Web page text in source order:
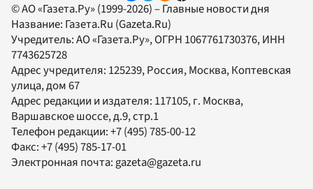
© АО «Газета.Ру» (1999-2026) – Главные новости дня
Название: Газета.Ru (Gazeta.Ru)
Учредитель:АО «Газета.Ру», ОГРН 1067761730376, ИНН
7743625728
Адрес учредителя: 125239, Россия, Москва, Коптевская
улица, дом 67
Адрес редакции и издателя: 117105, г. Москва,
Варшавское шоссе, д.9, стр.1
Телефон редакции:+7 (495) 785-00-12
Факс:+7 (495) 785-17-01
Электронная почта:gazeta@gazeta.ru